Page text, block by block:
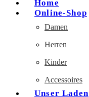
Home
Online-Shop
Damen
Herren
Kinder
Accessoires
Unser Laden